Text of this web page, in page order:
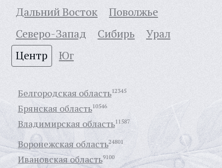
Дальний Восток
Поволжье
Северо-Запад
Сибирь
Урал
Центр
Юг
Белгородская область12345
Брянская область10546
Владимирская область11587
Воронежская область24801
Ивановская область9100